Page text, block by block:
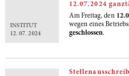
INSTITUT
12. 07. 2024
12.07.2024
Am Freitag, den
wegen eines
geschlossen.